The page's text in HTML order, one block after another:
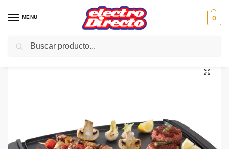
MENU 0
Inicio PAE / Cocina / Plancha de Asar